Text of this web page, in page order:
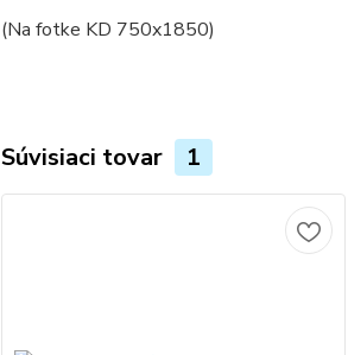
(Na fotke KD 750x1850)
Súvisiaci tovar 1